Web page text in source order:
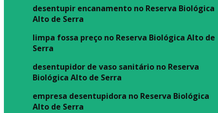
desentupir encanamento no Reserva Biológica
Alto de Serra
limpa fossa preço no Reserva Biológica Alto de
Serra
desentupidor de vaso sanitário no Reserva
Biológica Alto de Serra
empresa desentupidora no Reserva Biológica
Alto de Serra